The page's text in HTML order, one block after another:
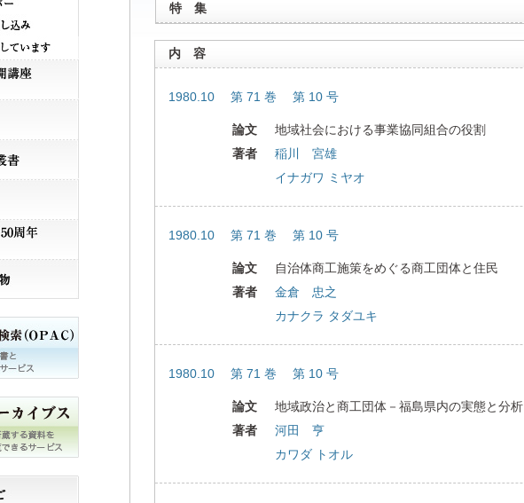
特 集
内 容
1980.10 第 71 巻 第 10 号
論文
地域社会における事業協同組合の役割
著者
稲川 宮雄
イナガワ ミヤオ
1980.10 第 71 巻 第 10 号
論文
自治体商工施策をめぐる商工団体と住民
著者
金倉 忠之
カナクラ タダユキ
1980.10 第 71 巻 第 10 号
論文
地域政治と商工団体－福島県内の実態と分析
著者
河田 亨
カワダ トオル